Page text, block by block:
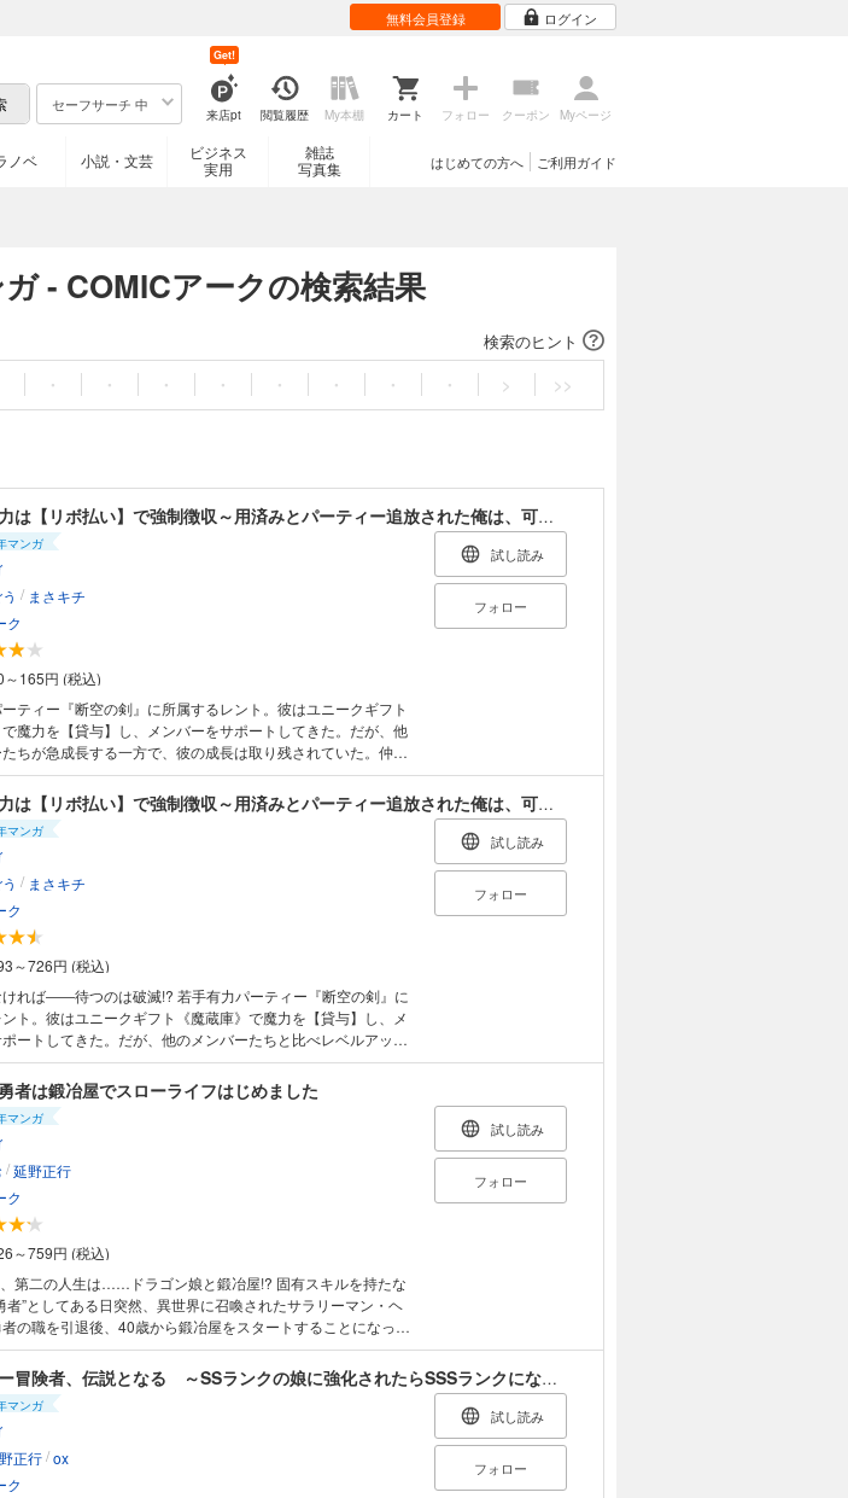
無料会員登録 ログイン
セーフサーチ 中
来店pt
Get!
閲覧履歴 My本棚 カート フォロー クーポン Myページ
ノベ 小説・文芸
ビジネス
実用
雑誌
写真集
ご利用ガイド
はじめての方へ
- COMICアークの検索結果
検索のヒント
・ ・ ・ ・ ・ ・ ・ ・ > >>
貸した魔力は【リボ払い】で強制徴収～用済みとパーティー追放された俺は、可愛いサポート妖精と一緒に取り立てた魔力を運用して最強を目指す。～（単話版）
マンガ
/ まさキチ
ク
～165円 (税込)
ティー『断空の剣』に所属するレント。彼はユニークギフト
で魔力を【貸与】し、メンバーをサポートしてきた。だが、他
ちが急成長する一方で、彼の成長は取り残されていた。仲間
いされていたレントは、無情にも『断空の剣』パーティーか
しまう。今までの献身を踏みにじる仕打ちに憤るレント。そ
て彼のギフトは《無限の魔蔵庫》へと進化を遂げた。同時に
ート妖精エムピーに導かれたレントは、今までパーティーの
した魔力の取り立てを決意する！ (C)まさキチ (C)飯島しんご
スコミックス
試し読み
フォロー
貸した魔力は【リボ払い】で強制徴収～用済みとパーティー追放された俺は、可愛いサポート妖精と一緒に取り立てた魔力を運用して最強を目指す。～
マンガ
/ まさキチ
ク
～726円 (税込)
れば――待つのは破滅!? 若手有力パーティー『断空の剣』に
ト。彼はユニークギフト《魔蔵庫》で魔力を【貸与】し、メ
ートしてきた。だが、他のメンバーたちと比べレベルアップ
レントは無情にもパーティーから追放されてしまう。今まで
みにじる仕打ちに憤るレント。その怒りによって彼のギフトは
庫》へと進化を遂げた。同時に出現したサポート妖精エムピ
レントはパーティーのメンバーに貸した魔力の取り立てを決
色の切り口で描く魔力強制回収ファンタジー待望の第1巻！
(C)飯島しんごう／フレックスコミックス
試し読み
フォロー
者は鍛冶屋でスローライフはじめました
マンガ
/延野正行
ク
～759円 (税込)
第二の人生は……ドラゴン娘と鍛冶屋!? 固有スキルを持たな
者”としてある日突然、異世界に召喚されたサラリーマン・ヘ
の職を引退後、40歳から鍛冶屋をスタートすることになっ
娘クルエルや白狼族の少女スゥーも鍛冶場にやって来て、幸
イフを満喫。一方、ヘイジがいなくなった王宮では、生産武
がるようになり――。おっさん勇者がセカンドライフを謳歌す
ローライフ第1巻！ (C)ふみおみお (C)延野正行／フレック
試し読み
フォロー
アラフォー冒険者、伝説となる ～SSランクの娘に強化されたらSSSランクになりました～
マンガ
正行/ox
ク
試し読み
フォロー